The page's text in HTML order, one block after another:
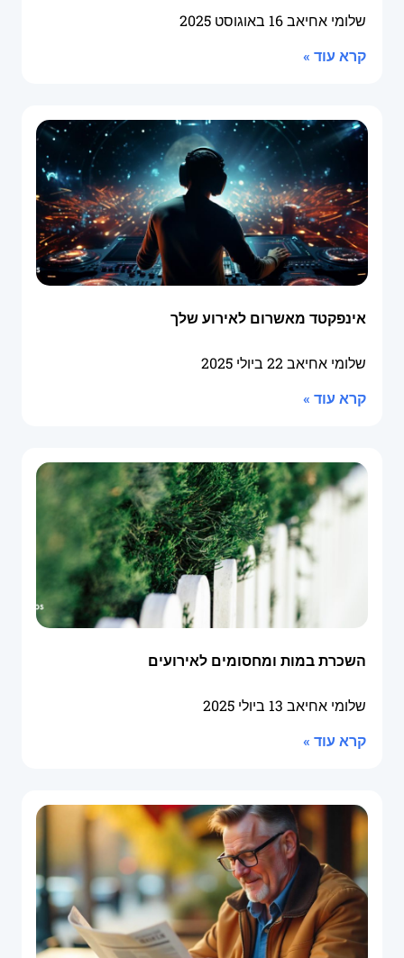
שלומי אחיאב16 באוגוסט 2025
קרא עוד »
אינפקטד מאשרום לאירוע שלך
שלומי אחיאב22 ביולי 2025
קרא עוד »
השכרת במות ומחסומים לאירועים
שלומי אחיאב 13 ביולי 2025
קרא עוד »